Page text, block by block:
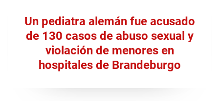
Un pediatra alemán fue acusado
de 130 casos de abuso sexual y
violación de menores en
hospitales de Brandeburgo